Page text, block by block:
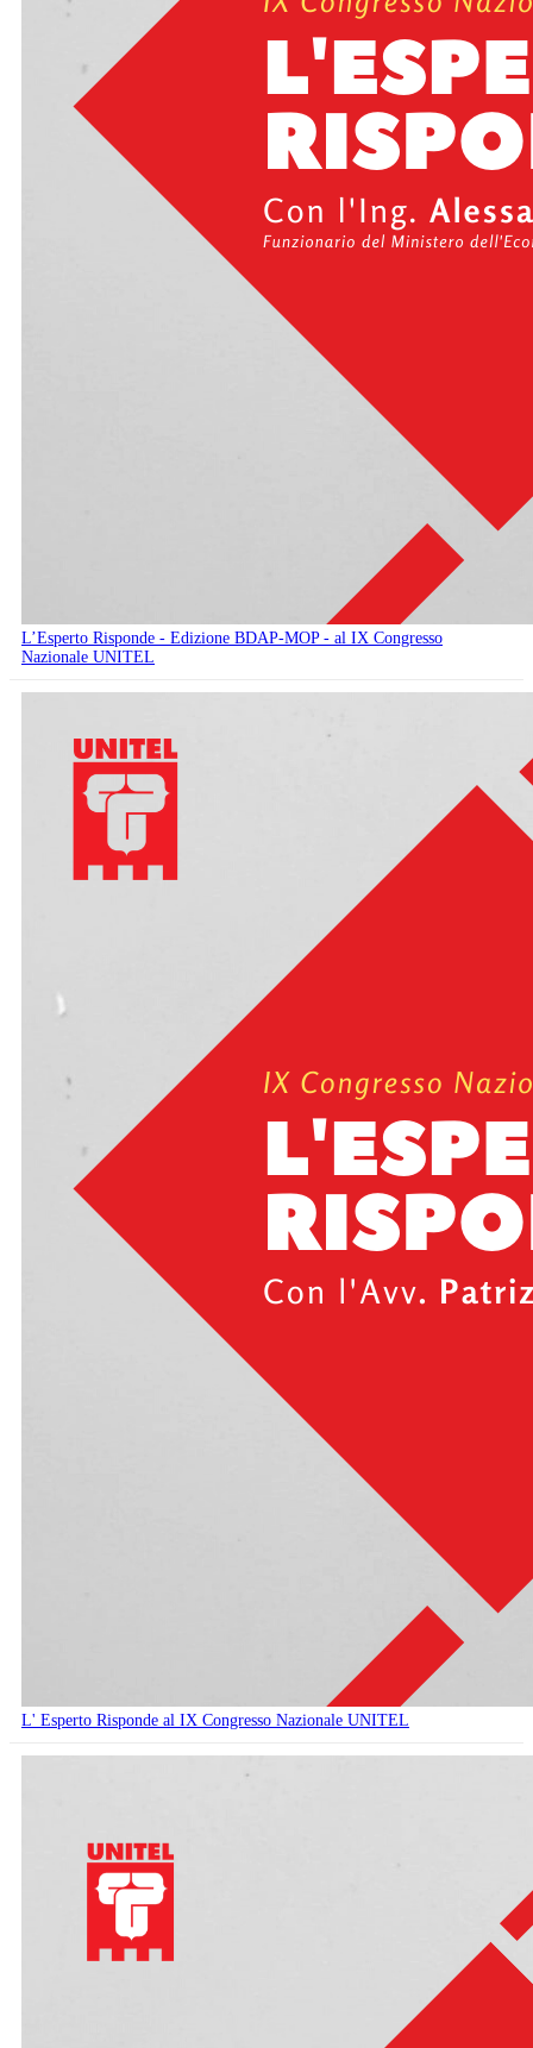
L’Esperto Risponde - Edizione BDAP-MOP - al IX Congresso
Nazionale UNITEL
L' Esperto Risponde al IX Congresso Nazionale UNITEL